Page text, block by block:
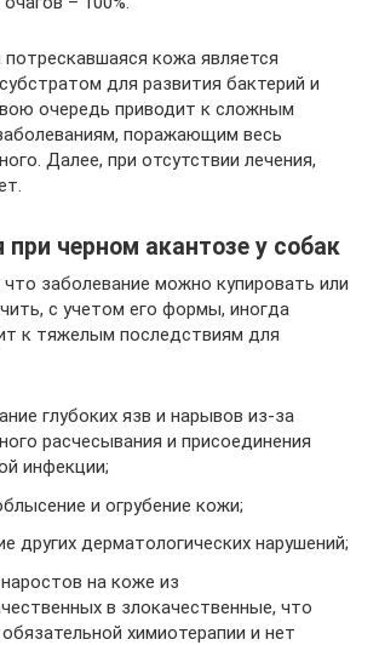
потрескавшаяся кожа является
для развития бактерий и
очередь приводит к сложным
поражающим весь
Далее, при отсутствии лечения,
черном акантозе у собак
заболевание можно купировать или
с учетом его формы, иногда
к тяжелым последствиям для
глубоких язв и нарывов из-за
расчесывания и присоединения
инфекции;
и огрубение кожи;
других дерматологических нарушений;
на коже из
в злокачественные, что
химиотерапии и нет